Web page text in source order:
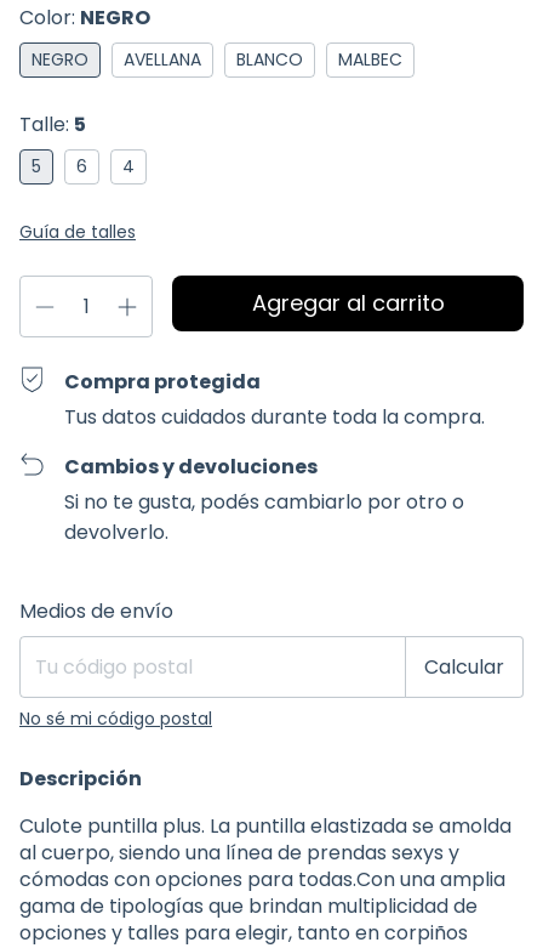
Color: NEGRO
NEGRO AVELLANA BLANCO MALBEC
Talle: 5
5 6 4
Guía de talles
Compra protegida
Tus datos cuidados durante toda la compra.
Cambios y devoluciones
Si no te gusta, podés cambiarlo por otro o
devolverlo.
Entregas para el CP:
Medios de envío
Calcular
No sé mi código postal
Descripción
Culote puntilla plus. La puntilla elastizada se amolda
al cuerpo, siendo una línea de prendas sexys y
cómodas con opciones para todas.Con una amplia
gama de tipologías que brindan multiplicidad de
opciones y talles para elegir, tanto en corpiños